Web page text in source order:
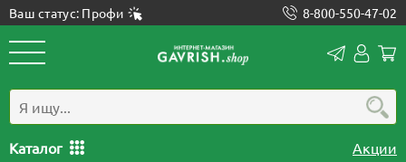
Ваш статус: Профи 8-800-550-47-02
Каталог Акции